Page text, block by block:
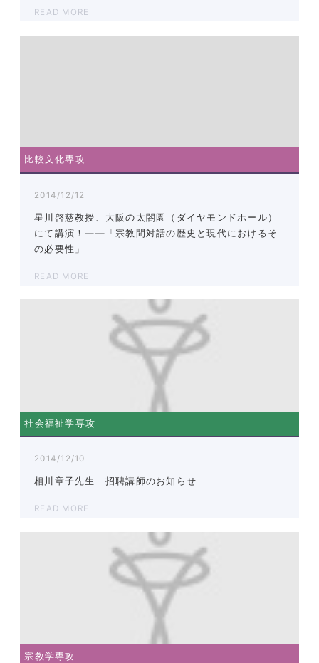
READ MORE
比較文化専攻
2014/12/12
星川啓慈教授、大阪の太閤園（ダイヤモンドホール）
にて講演！――「宗教間対話の歴史と現代におけるそ
の必要性」
READ MORE
社会福祉学専攻
2014/12/10
相川章子先生 招聘講師のお知らせ
READ MORE
宗教学専攻